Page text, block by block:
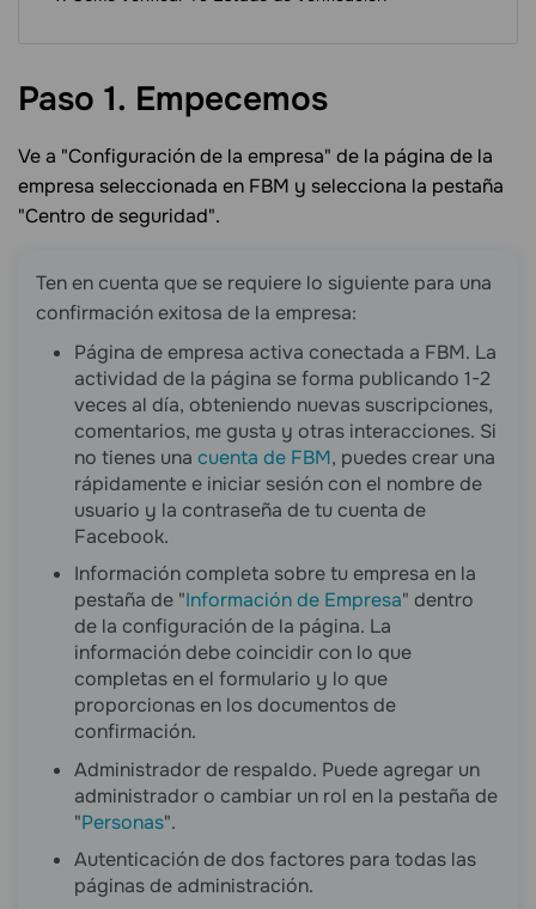
Paso 1. Empecemos
Ve a "Configuración de la empresa" de la página de la
empresa seleccionada en FBM y selecciona la pestaña
"Centro de seguridad".
Ten en cuenta que se requiere lo siguiente para una
confirmación exitosa de la empresa:
Página de empresa activa conectada a FBM. La
actividad de la página se forma publicando 1-2
veces al día, obteniendo nuevas suscripciones,
comentarios, me gusta y otras interacciones. Si
no tienes una cuenta de FBM, puedes crear una
rápidamente e iniciar sesión con el nombre de
usuario y la contraseña de tu cuenta de
Facebook.
Información completa sobre tu empresa en la
pestaña de "Información de Empresa" dentro
de la configuración de la página. La
información debe coincidir con lo que
completas en el formulario y lo que
proporcionas en los documentos de
confirmación.
Administrador de respaldo. Puede agregar un
administrador o cambiar un rol en la pestaña de
"Personas".
Autenticación de dos factores para todas las
páginas de administración.